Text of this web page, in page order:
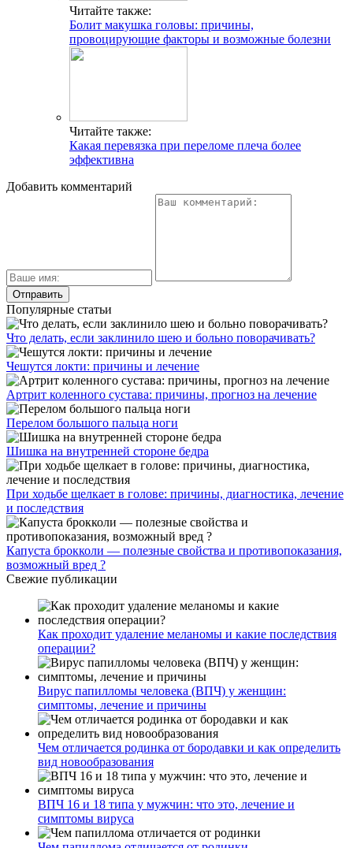
Читайте также:
Болит макушка головы: причины,
провоцирующие факторы и возможные болезни
Читайте также:
Какая перевязка при переломе плеча более
эффективна
Добавить комментарий
Популярные статьи
Что делать, если заклинило шею и больно поворачивать?
Чешутся локти: причины и лечение
Артрит коленного сустава: причины, прогноз на лечение
Перелом большого пальца ноги
Шишка на внутренней стороне бедра
При ходьбе щелкает в голове: причины, диагностика, лечение
и последствия
Капуста брокколи — полезные свойства и противопоказания,
возможный вред ?
Свежие публикации
Как проходит удаление меланомы и какие последствия
операции?
Вирус папилломы человека (ВПЧ) у женщин:
симптомы, лечение и причины
Чем отличается родинка от бородавки и как определить
вид новообразования
ВПЧ 16 и 18 типа у мужчин: что это, лечение и
симптомы вируса